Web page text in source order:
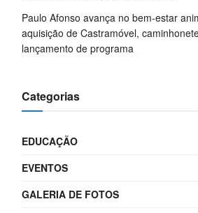
Paulo Afonso avança no bem-estar
aquisição de Castramóvel,
lançamento de programa
Categorias
EDUCAÇÃO
EVENTOS
GALERIA DE FOTOS